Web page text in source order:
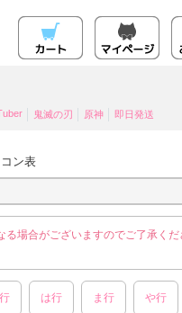
鬼滅の刃 原神 即日発送
ン表
場合がございますのでご了承くだ
は行 ま行 や行